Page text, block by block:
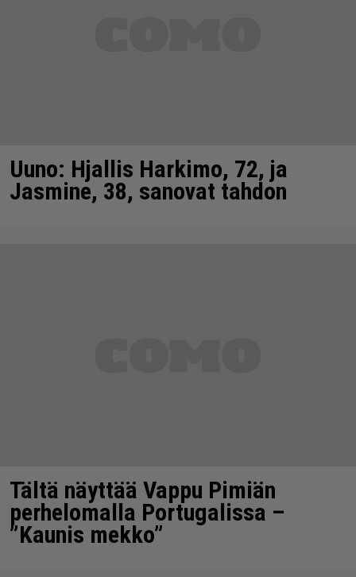
Uuno: Hjallis Harkimo, 72, ja
Jasmine, 38, sanovat tahdon
Tältä näyttää Vappu Pimiän
perhelomalla Portugalissa –
”Kaunis mekko”